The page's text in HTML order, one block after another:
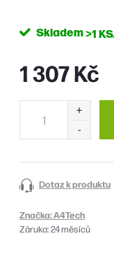
Skladem>1 KS
1 307 Kč
Dotaz k produktu
Značka:A4Tech
Záruka:24 měsíců